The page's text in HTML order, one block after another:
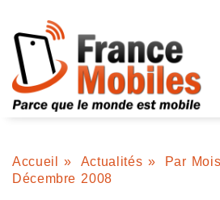
Accueil » Actualités » Par Mois
Décembre 2008